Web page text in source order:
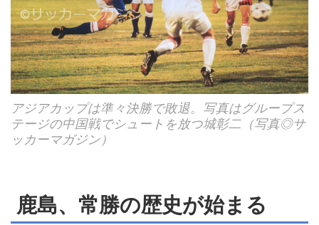
アジアカップは準々決勝で敗退。写真はグループス
テージの中国戦でシュートを放つ城彰二（写真◎サ
ッカーマガジン）
鹿島、常勝の歴史が始まる